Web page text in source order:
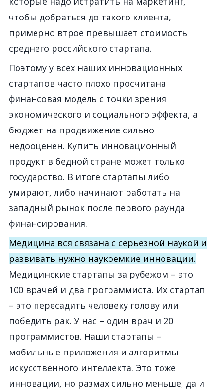
чтобы добраться до такого клиента,
примерно втрое превышает стоимость
среднего российского стартапа.
Поэтому у всех наших инновационных
стартапов часто плохо просчитана
финансовая модель с точки зрения
экономического и социального эффекта, а
бюджет на продвижение сильно
недооценен. Купить инновационный
продукт в бедной стране может только
государство. В итоге стартапы либо
умирают, либо начинают работать на
западный рынок после первого раунда
финансирования.
Медицина вся связана с серьезной наукой и
развивать нужно наукоемкие инновации.
Медицинские стартапы за рубежом – это
100 врачей и два программиста. Их стартап
– это пересадить человеку голову или
победить рак. У нас – один врач и 20
программистов. Наши стартапы –
мобильные приложения и алгоритмы
искусственного интеллекта. Это тоже
инновации, но размах сильно меньше, да и